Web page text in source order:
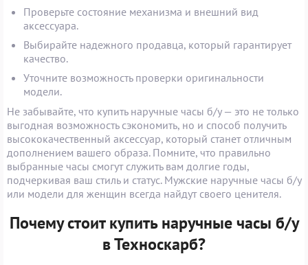
Проверьте состояние механизма и внешний вид
аксессуара.
Выбирайте надежного продавца, который гарантирует
качество.
Уточните возможность проверки оригинальности
модели.
Не забывайте, что купить наручные часы б/у — это не только
выгодная возможность сэкономить, но и способ получить
высококачественный аксессуар, который станет отличным
дополнением вашего образа. Помните, что правильно
выбранные часы смогут служить вам долгие годы,
подчеркивая ваш стиль и статус. Мужские наручные часы б/у
или модели для женщин всегда найдут своего ценителя.
Почему стоит купить наручные часы б/у
в Техноскарб?